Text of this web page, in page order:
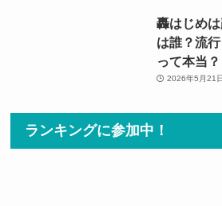
轟はじめ
は誰？流
って本当？
2026年5月21日
ランキングに参加中！